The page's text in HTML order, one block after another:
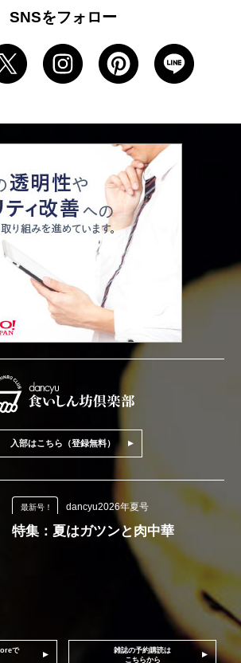
SNSをフォロー
入部はこちら（登録無料）
最新号！ dancyu2026年夏号
特集：夏はガツンと肉中華
で
雑誌の予約購読は
こちらから